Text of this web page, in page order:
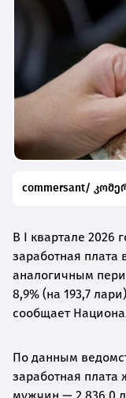
commersant/
В I квартале 2026
заработная плата
аналогичным
8,9% (на 193,7
сообщает
По данным
заработная плата